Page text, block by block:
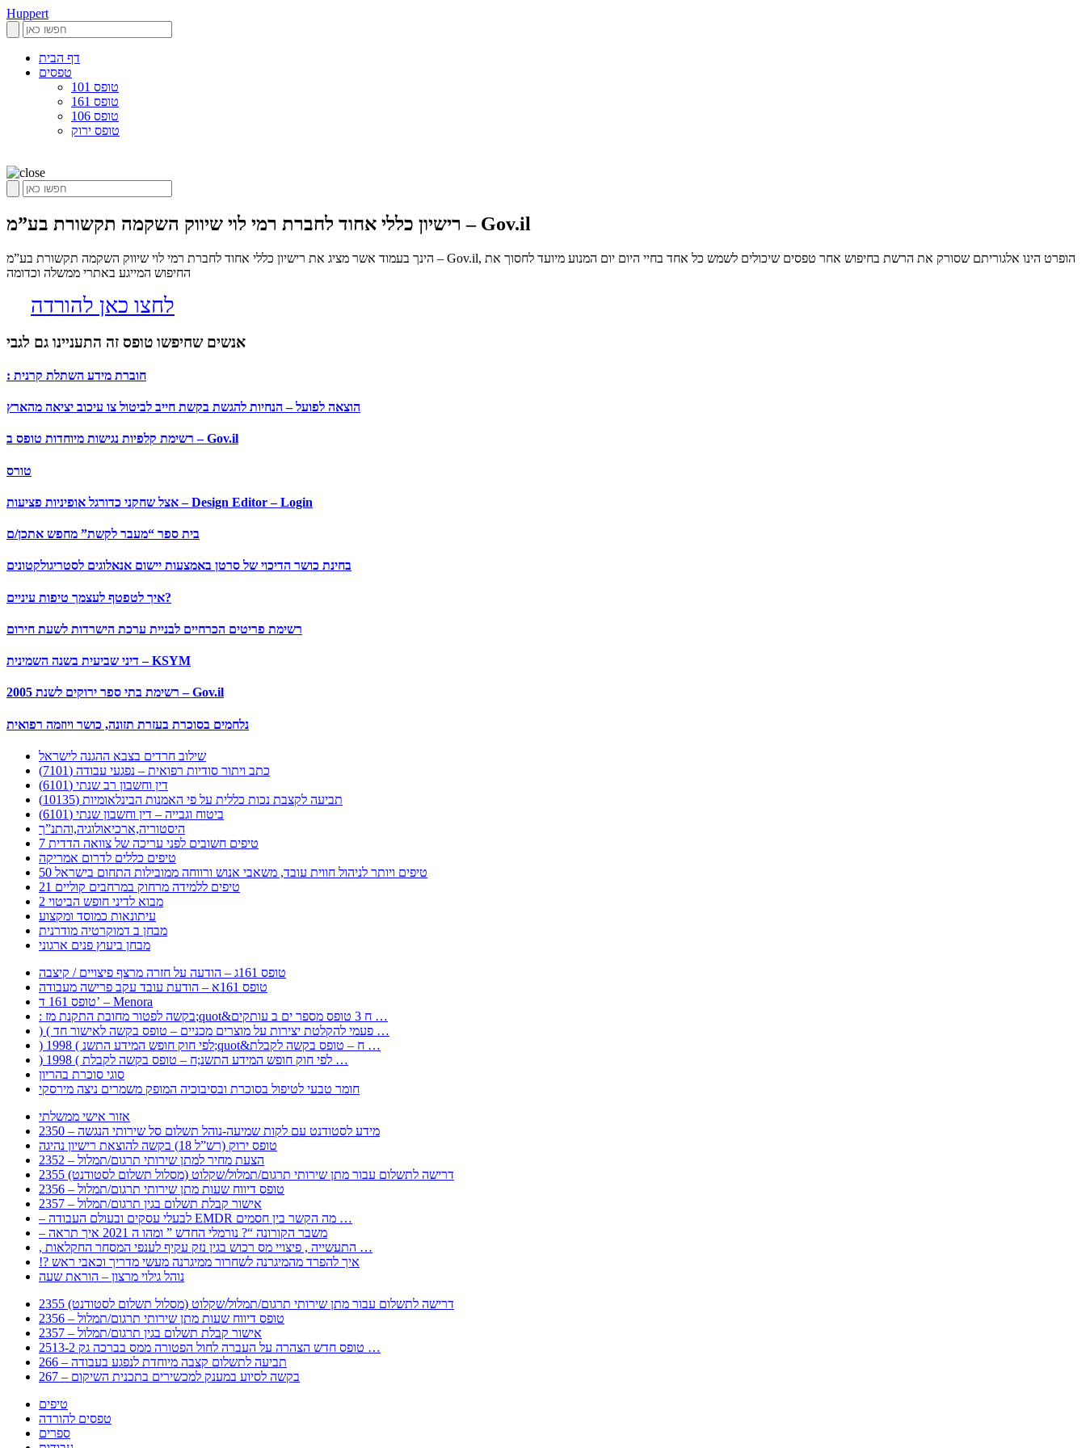
Huppert
דף הבית
טפסים
טופס 101
טופס 161
טופס 106
טופס ירוק
רישיון כללי אחוד לחברת רמי לוי שיווק השקמה תקשורת בע”מ – Gov.il
הינך בעמוד אשר מציג את רישיון כללי אחוד לחברת רמי לוי שיווק השקמה תקשורת בע”מ – Gov.il, הופרט הינו אלגוריתם שסורק את הרשת בחיפוש אחר טפסים שיכולים לשמש כל אחד בחיי היום יום המנוע מיועד לחסוך את
החיפוש המייגע באתרי ממשלה וכדומה
לחצו כאן להורדה
אנשים שחיפשו טופס זה התעניינו גם לגבי
: חוברת מידע השתלת קרנית
הוצאה לפועל – הנחיות להגשת בקשת חייב לביטול צו עיכוב יציאה מהארץ
רשימת קלפיות נגישות מיוחדות טופס ב – Gov.il
טורס
אצל שחקני כדורגל אופיניות פציעות – Design Editor – Login
בית ספר “מעבר לקשת” מחפש אתכן/ם
בחינת כושר הדיכוי של סרטן באמצעות יישום אנאלוגים לסטריגולקטונים
איך לטפטף לעצמך טיפות עיניים?
רשימת פריטים הכרחיים לבניית ערכת הישרדות לשעת חירום
דיני שביעית בשנה השמינית – KSYM
רשימת בתי ספר ירוקים לשנת 2005 – Gov.il
נלחמים בסוכרת בעזרת תזונה, כושר ויוזמה רפואית
שילוב חרדים בצבא ההגנה לישראל
כתב ויתור סודיות רפואית – נפגעי עבודה (7101)
דין וחשבון רב שנתי (6101)
תביעה לקצבת נכות כללית על פי האמנות הבינלאומיות (10135)
ביטוח וגבייה – דין וחשבון שנתי (6101)
היסטוריה,ארכיאולוגיה,והתנ”ך
7 טיפים חשובים לפני עריכה של צוואה הדדית
טיפים כללים לדרום אמריקה
50 טיפים ויותר לניהול חווית עובד, משאבי אנוש ורווחה ממובילות התחום בישראל
21 טיפים ללמידה מרחוק במרחבים קוליים
מבוא לדיני חופש הביטוי 2
עיתונאות כמוסד ומקצוע
מבחן ב דמוקרטיה מודרנית
מבחן ביעוץ פנים ארגוני
טופס 161ג – הודעה על חזרה מרצף פיצויים / קיצבה
טופס 161א – הודעת עובד עקב פרישה מעבודה
טופס 161 ד’ – Menora
: בקשה לפטור מחובת התקנת מז;quot&ח 3 טופס מספר ים ב עותקים …
) ( פעמי להקלטת יצירות על מוצרים מכניים – טופס בקשה לאישור חד …
) 1998 ( לפי חוק חופש המידע התשנ;quot&ח – טופס בקשה לקבלת …
) 1998 ( לפי חוק חופש המידע התשנ;ח – טופס בקשה לקבלת …
סוגי סוכרת בהריון
חומר טבעי לטיפול בסוכרת ובסיבוכיה המופק משמרים ניצה מירסקי
אזור אישי ממשלתי
2350 – מידע לסטודנט עם לקות שמיעה-נוהל תשלום סל שירותי הנגשה
טופס ירוק (רש”ל 18) בקשה להוצאת רישיון נהיגה
2352 – הצעת מחיר למתן שירותי תרגום/תמלול
2355 דרישה לתשלום עבור מתן שירותי תרגום/תמלול/שקלוט (מסלול תשלום לסטודנט)
2356 – טופס דיווח שעות מתן שירותי תרגום/תמלול
2357 – אישור קבלת תשלום בגין תרגום/תמלול
– לבעלי עסקים ובעולם העבודה EMDR מה הקשר בין חסמים …
– משבר הקורונה “? נורמלי החדש ” ומהו ה 2021 איך תראה
, התעשייה , פיצויי מס רכוש בגין נזק עקיף לענפי המסחר החקלאות …
!? איך להפרד מהמיגרנה לשחרור ממיגרנה מעשי מדריך וכאבי ראש
נוהל גילוי מרצון – הוראת שעה
2355 דרישה לתשלום עבור מתן שירותי תרגום/תמלול/שקלוט (מסלול תשלום לסטודנט)
2356 – טופס דיווח שעות מתן שירותי תרגום/תמלול
2357 – אישור קבלת תשלום בגין תרגום/תמלול
2513-2 טופס חדש הצהרה על העברה לחול הפטורה ממס בברכה גק …
266 – תביעה לתשלום קצבה מיוחדת לנפגע בעבודה
267 – בקשה לסיוע במענק למכשירים בתכנית השיקום
טיפים
טפסים להורדה
ספרים